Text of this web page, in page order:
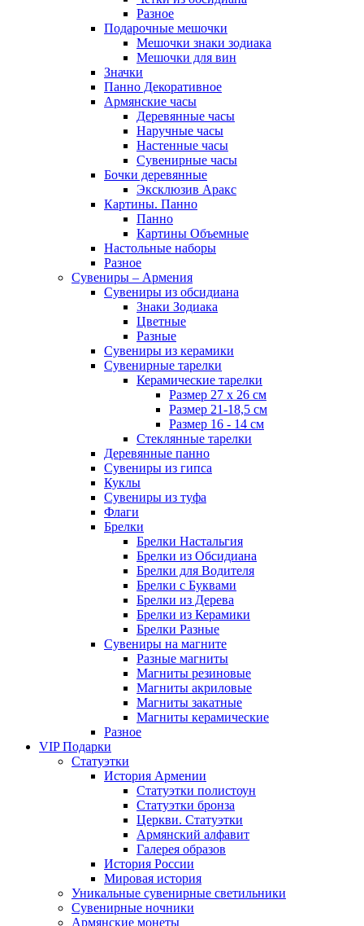
Разное
Подарочные мешочки
Мешочки знаки зодиака
Мешочки для вин
Значки
Панно Декоративное
Армянские часы
Деревянные часы
Наручные часы
Настенные часы
Сувенирные часы
Бочки деревянные
Эксклюзив Аракс
Картины. Панно
Панно
Картины Объемные
Настольные наборы
Разное
Сувениры – Армения
Сувениры из обсидиана
Знаки Зодиака
Цветные
Разные
Сувениры из керамики
Сувенирные тарелки
Керамические тарелки
Размер 27 х 26 см
Размер 21-18,5 см
Размер 16 - 14 см
Стеклянные тарелки
Деревянные панно
Сувениры из гипса
Куклы
Сувениры из туфа
Флаги
Брелки
Брелки Настальгия
Брелки из Обсидиана
Брелки для Водителя
Брелки с Буквами
Брелки из Дерева
Брелки из Керамики
Брелки Разные
Сувениры на магните
Разные магниты
Магниты резиновые
Магниты акриловые
Магниты закатные
Магниты керамические
Разное
VIP Подарки
Статуэтки
История Армении
Статуэтки полистоун
Статуэтки бронза
Церкви. Статуэтки
Армянский алфавит
Галерея образов
История России
Мировая история
Уникальные сувенирные светильники
Сувенирные ночники
Армянские монеты